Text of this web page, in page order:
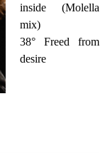
inside (Molella
mix)
38° Freed from
desire